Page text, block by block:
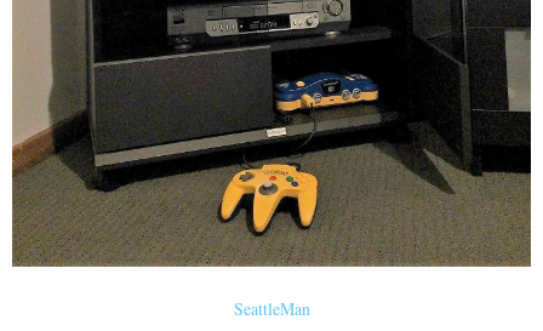
SeattleMan